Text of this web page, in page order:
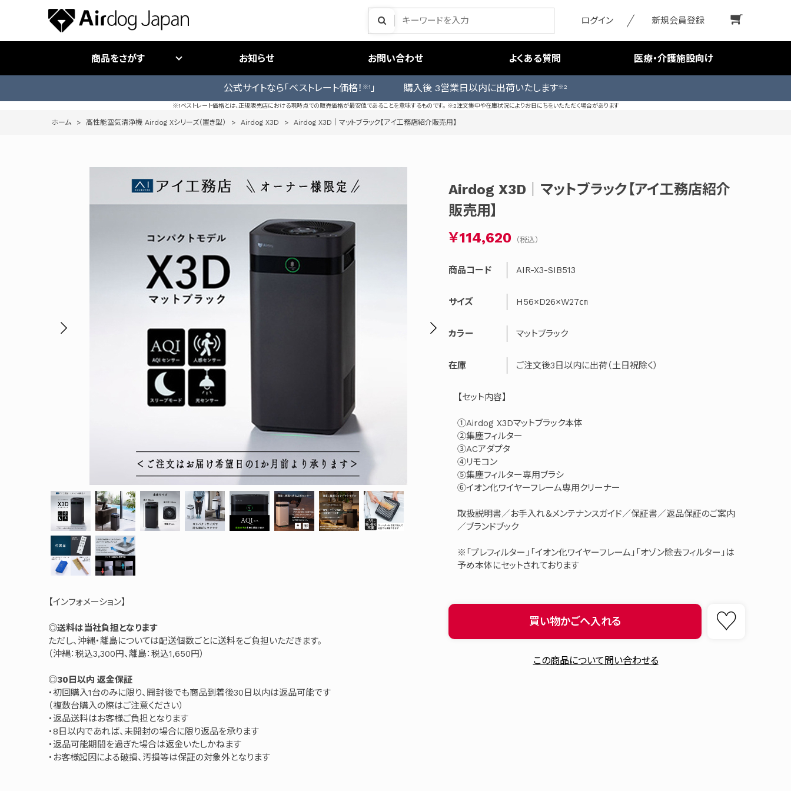
ログイン 新規会員登録
商品をさがす お知らせ お問い合わせ よくある質問 医療・介護施設向け
公式サイトなら「ベストレート価格！ ※1 」 購入後 3営業日以内に出荷いたします※2
※1ベストレート価格とは、正規販売店における現時点での販売価格が最安値であることを意味するものです。 ※2注文集中や在庫状況によりお日にちをいたただく場合があります
ホーム > 高性能空気清浄機 Airdog Xシリーズ（置き型） > Airdog X3D > Airdog X3D｜マットブラック【アイ工務店紹介販売用】
【インフォメーション】
◎送料は当社負担となります
ただし、沖縄・離島については配送個数ごとに送料をご負担いただきます。
（沖縄：税込3,300円、離島：税込1,650円）
◎30日以内 返金保証
・初回購入1台のみに限り、開封後でも商品到着後30日以内は返品可能です
（複数台購入の際はご注意ください）
・返品送料はお客様ご負担となります
・8日以内であれば、未開封の場合に限り返品を承ります
・返品可能期間を過ぎた場合は返金いたしかねます
・お客様起因による破損、汚損等は保証の対象外となります
Airdog X3D｜マットブラック【アイ工務店紹介
販売用】
￥114,620
商品コード AIR-X3-SIB513
サイズ H56×D26×W27㎝
カラー マットブラック
在庫 ご注文後3日以内に出荷（土日祝除く）
【セット内容】
①Airdog X3Dマットブラック本体
②集塵フィルター
③ACアダプタ
④リモコン
⑤集塵フィルター専用ブラシ
⑥イオン化ワイヤーフレーム専用クリーナー
取扱説明書／お手入れ＆メンテナンスガイド／保証書／返品保証のご案内
／ブランドブック
※「プレフィルター」「イオン化ワイヤーフレーム」「オゾン除去フィルター」は
予め本体にセットされております
買い物かごへ入れる
この商品について問い合わせる